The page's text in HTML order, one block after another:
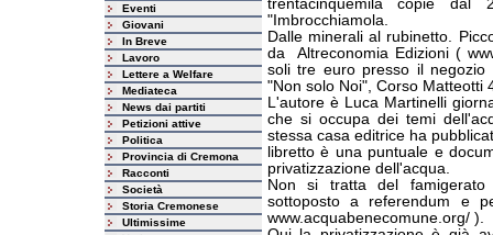
Eventi
Giovani
In Breve
Lavoro
Lettere a Welfare
Mediateca
News dai partiti
Petizioni attive
Politica
Provincia di Cremona
Racconti
Società
Storia Cremonese
Ultimissime
trentacinquemila copie
"Imbrocchiamola.
Dalle minerali al rubinetto.
da
Altreconomia Edizioni (
soli tre euro presso il
"Non solo Noi", Corso Matteotti
L'autore è Luca Martinelli
che si occupa dei temi
stessa casa editrice ha
libretto è una puntuale e
privatizzazione dell'acqua.
Non si tratta del famigerato
sottoposto a referendum e
www.acquabenecomune.org/ ).